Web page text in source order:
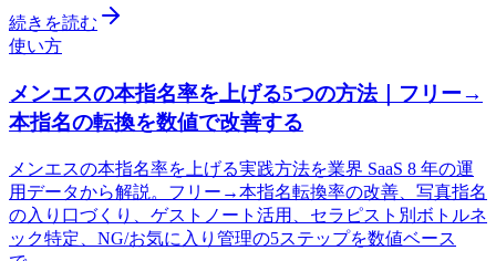
続きを読む
使い方
メンエスの本指名率を上げる5つの方法｜フリー→
本指名の転換を数値で改善する
メンエスの本指名率を上げる実践方法を業界 SaaS 8 年の運
用データから解説。フリー→本指名転換率の改善、写真指名
の入り口づくり、ゲストノート活用、セラピスト別ボトルネ
ック特定、NG/お気に入り管理の5ステップを数値ベース